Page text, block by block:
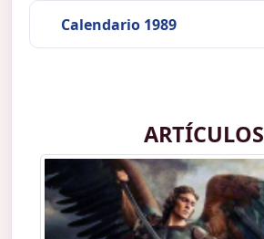
Calendario 1989
ARTÍCULOS